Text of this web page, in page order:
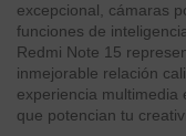
excepcional, cámaras
funciones de
Redmi Note 15
inmejorable relación
experiencia multimedia
que potencian tu